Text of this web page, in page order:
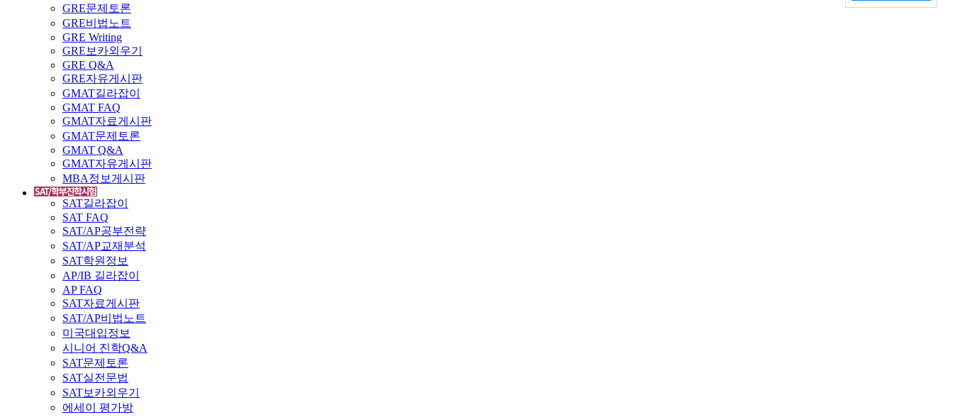
GRE문제토론
GRE비법노트
GRE Writing
GRE보카외우기
GRE Q&A
GRE자유게시판
GMAT길라잡이
GMAT FAQ
GMAT자료게시판
GMAT문제토론
GMAT Q&A
GMAT자유게시판
MBA정보게시판
SAT길라잡이
SAT FAQ
SAT/AP공부전략
SAT/AP교재분석
SAT학원정보
AP/IB 길라잡이
AP FAQ
SAT자료게시판
SAT/AP비법노트
미국대입정보
시니어 진학Q&A
SAT문제토론
SAT실전문법
SAT보카외우기
에세이 평가방